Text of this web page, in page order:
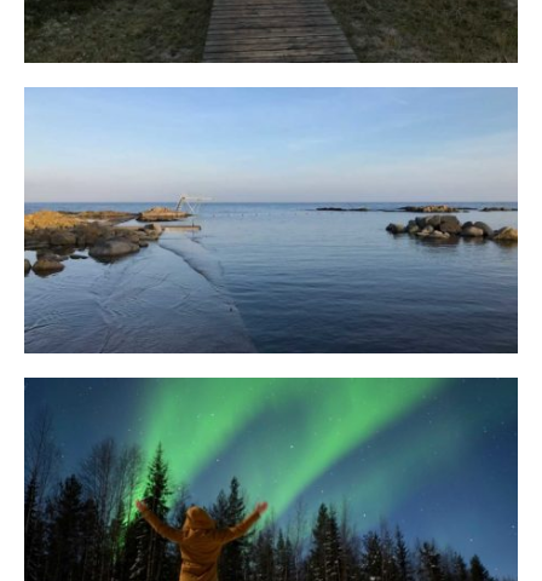
Bornholm
29. OKTOBER 2018
10 Tipps für eine erfolgreiche Jagd
auf Nordlichter
31. JANUAR 2018